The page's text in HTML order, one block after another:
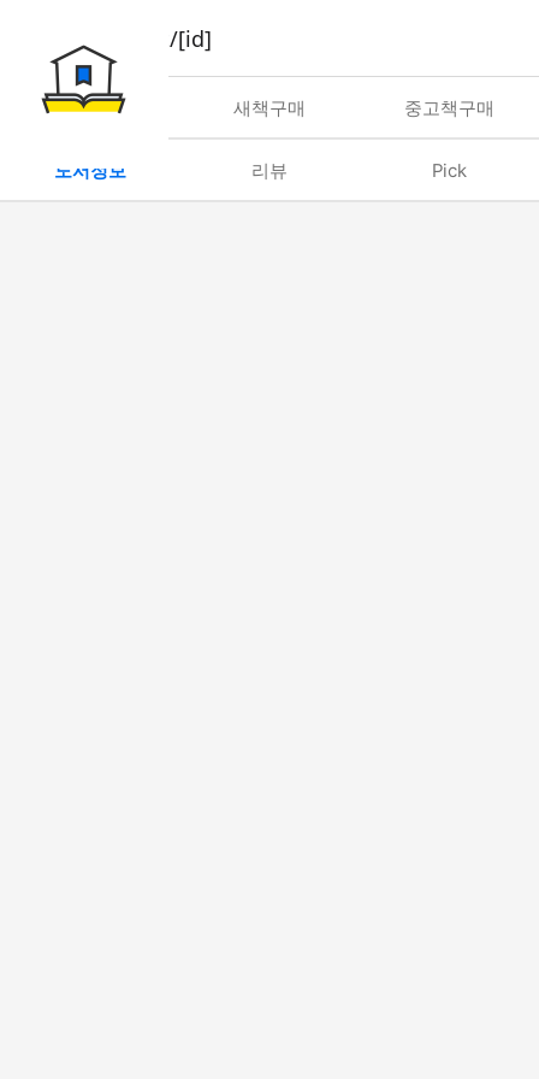
book/rent/[id]
대여 새책구매 중고책구매
도서정보 리뷰 Pick